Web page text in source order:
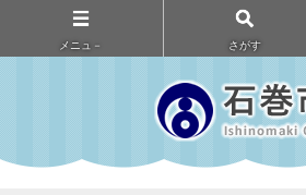
メニュ－ さがす